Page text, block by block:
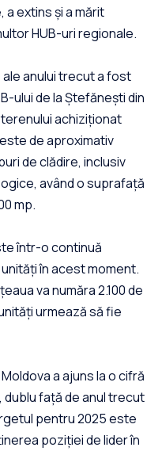
extins și a mărit
HUB-uri regionale.
anului trecut a fost
ului de la Ștefănești din
achiziționat
de aproximativ
de clădire, inclusiv
având o suprafață
mp.
într-o continuă
în acest moment.
va număra 2.100 de
urmează să fie
a ajuns la o cifră
dublu față de anul trecut
pentru 2025 este
poziției de lider în